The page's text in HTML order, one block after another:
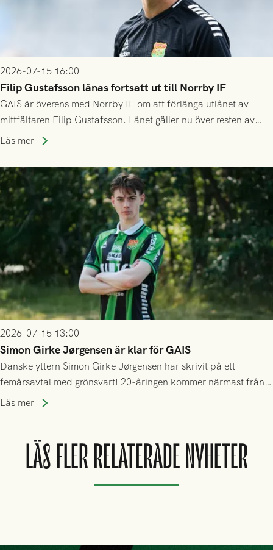
2026-07-15 16:00
Filip Gustafsson lånas fortsatt ut till Norrby IF
GAIS är överens med Norrby IF om att förlänga utlånet av
mittfältaren Filip Gustafsson. Lånet gäller nu över resten av
säsongen 2026.
Läs mer
2026-07-15 13:00
Simon Girke Jørgensen är klar för GAIS
Danske yttern Simon Girke Jørgensen har skrivit på ett
femårsavtal med grönsvart! 20-åringen kommer närmast från
spel i färöiska Skála IF.
Läs mer
LÄS FLER RELATERADE NYHETER